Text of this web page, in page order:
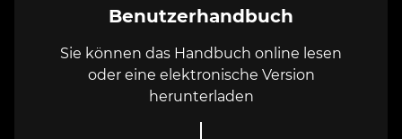
Benutzerhandbuch
Sie können das Handbuch online lesen
oder eine elektronische Version
herunterladen